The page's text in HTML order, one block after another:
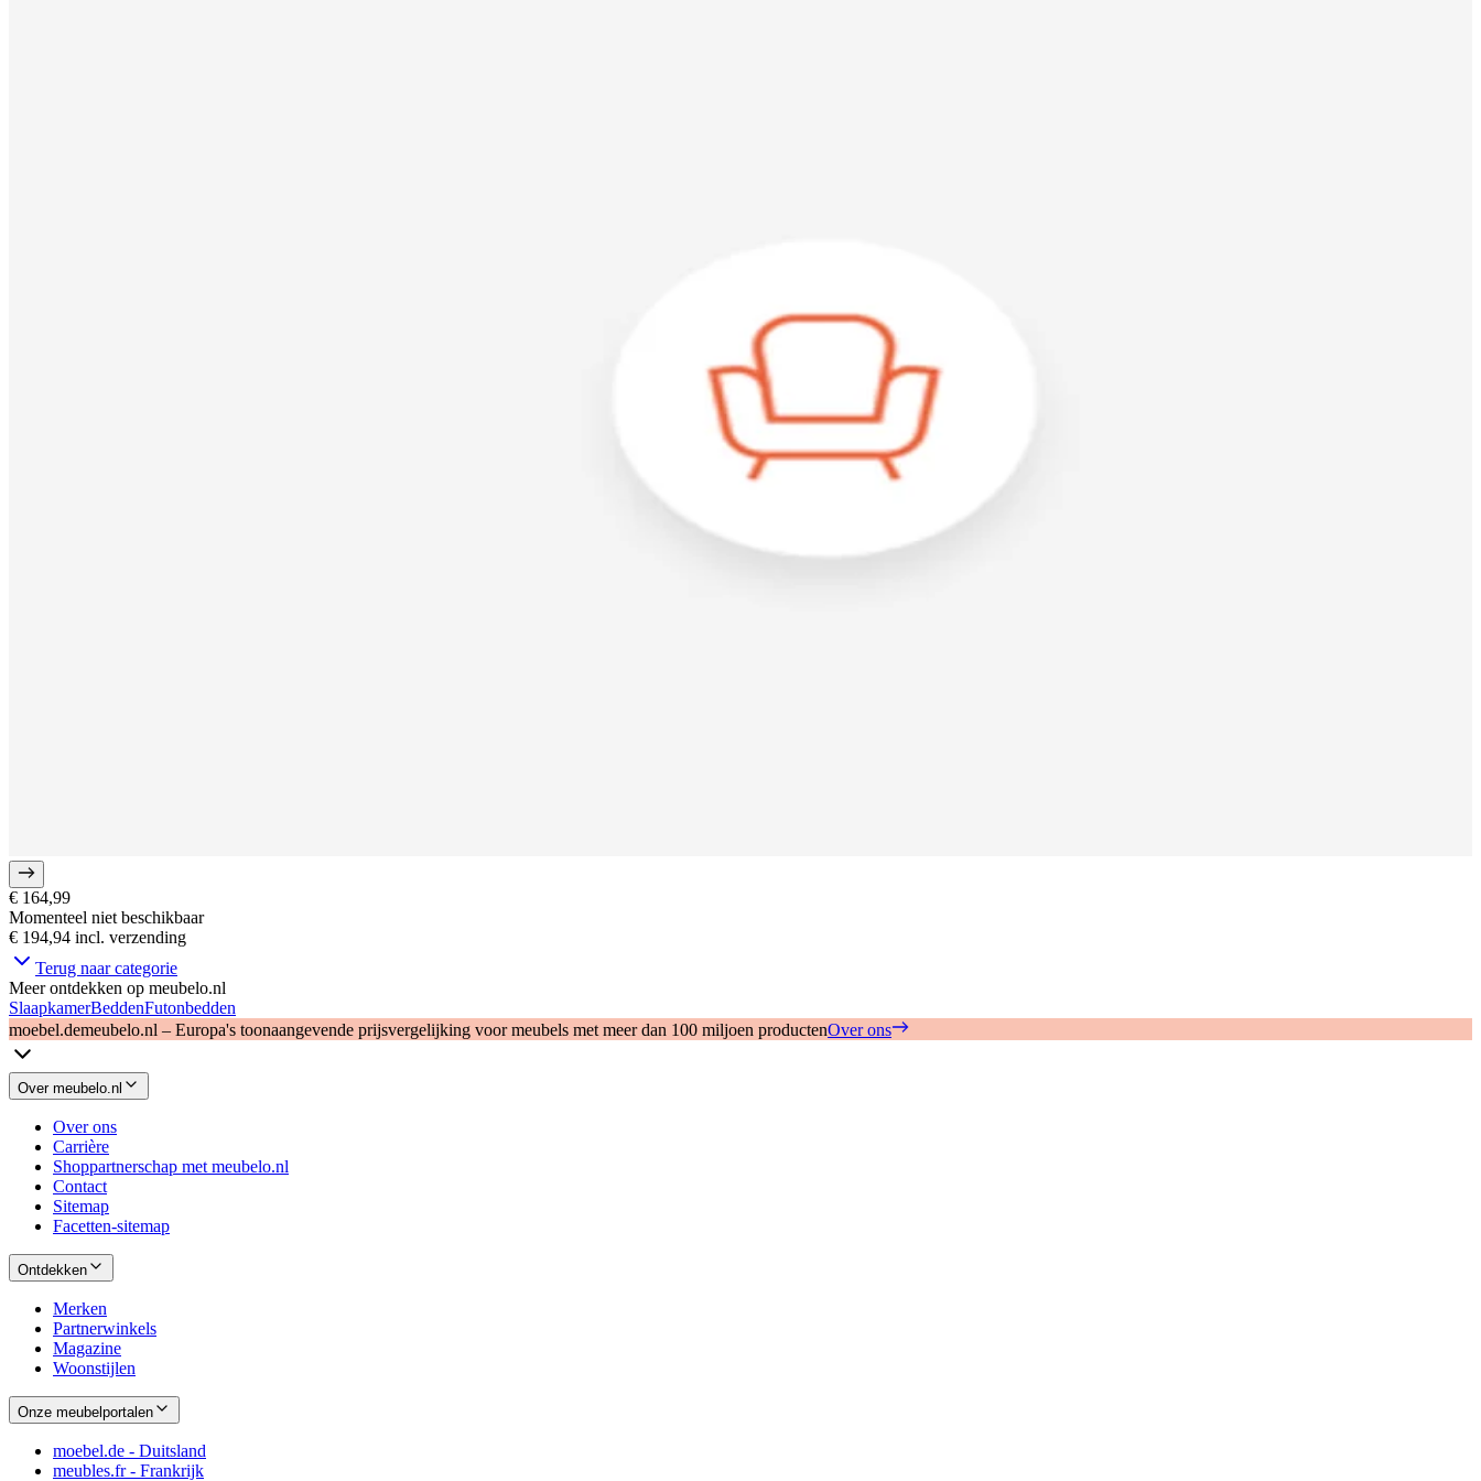
€ 164,99
Momenteel niet beschikbaar
€ 194,94 incl. verzending
Terug naar categorie
Meer ontdekken op meubelo.nl
SlaapkamerBeddenFutonbedden
moebel.demeubelo.nl – Europa's toonaangevende prijsvergelijking voor meubels met meer dan 100 miljoen productenOver ons
Over meubelo.nl
Over ons
Carrière
Shoppartnerschap met meubelo.nl
Contact
Sitemap
Facetten-sitemap
Ontdekken
Merken
Partnerwinkels
Magazine
Woonstijlen
Onze meubelportalen
moebel.de - Duitsland
meubles.fr - Frankrijk